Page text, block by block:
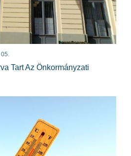
Tart Az Önkormányzati